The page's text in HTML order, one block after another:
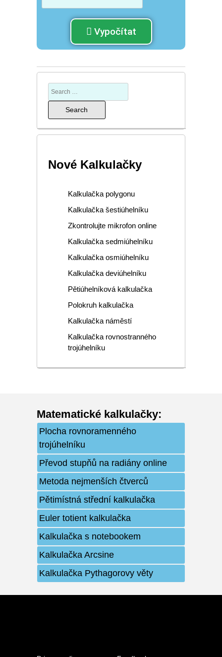
Vypočítat
Nové Kalkulačky
Kalkulačka polygonu
Kalkulačka šestiúhelníku
Zkontrolujte mikrofon online
Kalkulačka sedmiúhelníku
Kalkulačka osmiúhelníku
Kalkulačka deviúhelníku
Pětiúhelníková kalkulačka
Polokruh kalkulačka
Kalkulačka náměstí
Kalkulačka rovnostranného
trojúhelníku
Matematické kalkulačky:
Plocha rovnoramenného
trojúhelníku
Převod stupňů na radiány online
Metoda nejmenších čtverců
Pětimístná střední kalkulačka
Euler totient kalkulačka
Kalkulačka s notebookem
Kalkulačka Arcsine
Kalkulačka Pythagorovy věty